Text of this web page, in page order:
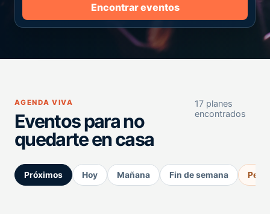
Encontrar eventos
AGENDA VIVA
Eventos para no
quedarte en casa
17 planes
encontrados
Próximos Hoy Mañana Fin de semana